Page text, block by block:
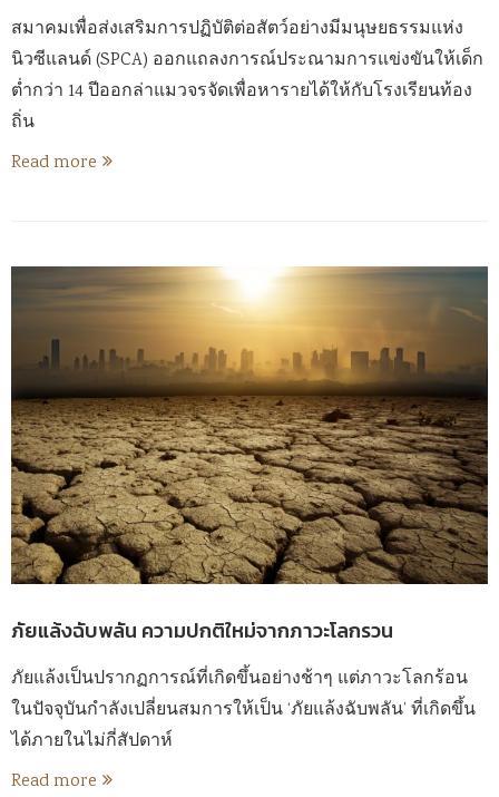
สมาคมเพื่อส่งเสริมการปฏิบัติต่อสัตว์อย่างมีมนุษยธรรมแห่ง
นิวซีแลนด์ (SPCA) ออกแถลงการณ์ประณามการแข่งขันให้เด็ก
ต่ำกว่า 14 ปีออกล่าแมวจรจัดเพื่อหารายได้ให้กับโรงเรียนท้อง
ถิ่น
Read more
ภัยแล้งฉับพลัน ความปกติใหม่จากภาวะโลกรวน
ภัยแล้งเป็นปรากฏการณ์ที่เกิดขึ้นอย่างช้าๆ แต่ภาวะโลกร้อน
ในปัจจุบันกำลังเปลี่ยนสมการให้เป็น ‘ภัยแล้งฉับพลัน’ ที่เกิดขึ้น
ได้ภายในไม่กี่สัปดาห์
Read more